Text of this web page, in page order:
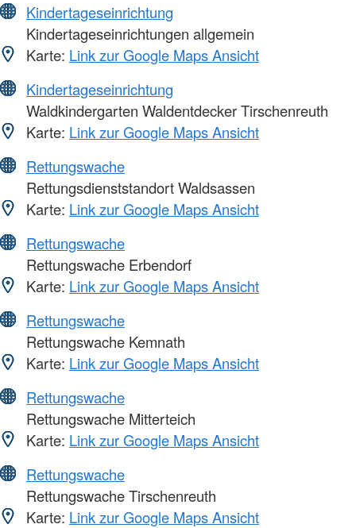
Kindertageseinrichtung
Kindertageseinrichtungen allgemein
Karte: Link zur Google Maps Ansicht
Kindertageseinrichtung
Waldkindergarten Waldentdecker Tirschenreuth
Karte: Link zur Google Maps Ansicht
Rettungswache
Rettungsdienststandort Waldsassen
Karte: Link zur Google Maps Ansicht
Rettungswache
Rettungswache Erbendorf
Karte: Link zur Google Maps Ansicht
Rettungswache
Rettungswache Kemnath
Karte: Link zur Google Maps Ansicht
Rettungswache
Rettungswache Mitterteich
Karte: Link zur Google Maps Ansicht
Rettungswache
Rettungswache Tirschenreuth
Karte: Link zur Google Maps Ansicht